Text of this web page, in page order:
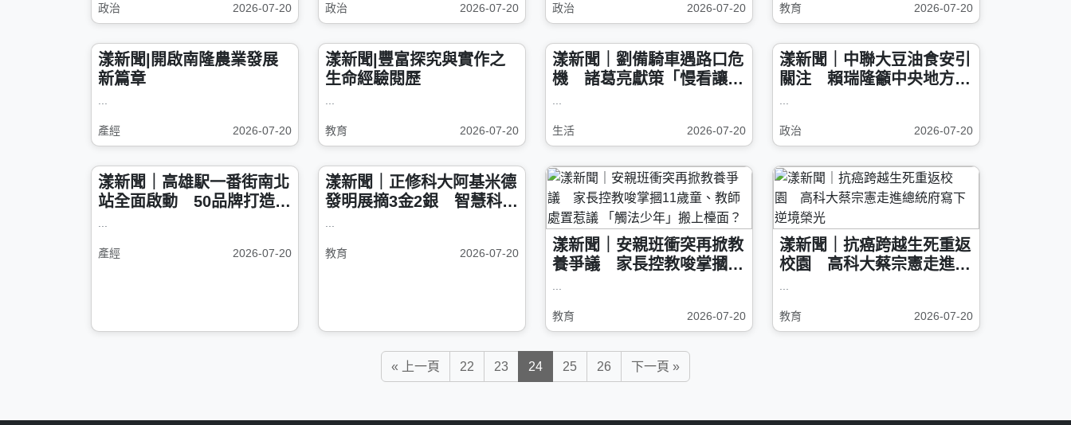
政治 2026-07-20 政治 2026-07-20 政治 2026-07-20 教育 2026-07-20
漾新聞|開啟南隆農業發展
新篇章
產經 2026-07-20
漾新聞|豐富探究與實作之
生命經驗閱歷
教育 2026-07-20
漾新聞｜劉備騎車遇路口危
機 諸葛亮獻策「慢看讓」
生活 2026-07-20
漾新聞｜中聯大豆油食安引
關注 賴瑞隆籲中央地方各
政治 2026-07-20
漾新聞｜高雄駅一番街南北
站全面啟動 50品牌打造動
產經 2026-07-20
漾新聞｜正修科大阿基米德
發明展摘3金2銀 智慧科技
教育 2026-07-20
漾新聞｜安親班衝突再掀教
養爭議 家長控教唆掌摑11
教育 2026-07-20
漾新聞｜抗癌跨越生死重返
校園 高科大蔡宗憲走進總
教育 2026-07-20
« 上一頁 22 23 24 25 26 下一頁 »